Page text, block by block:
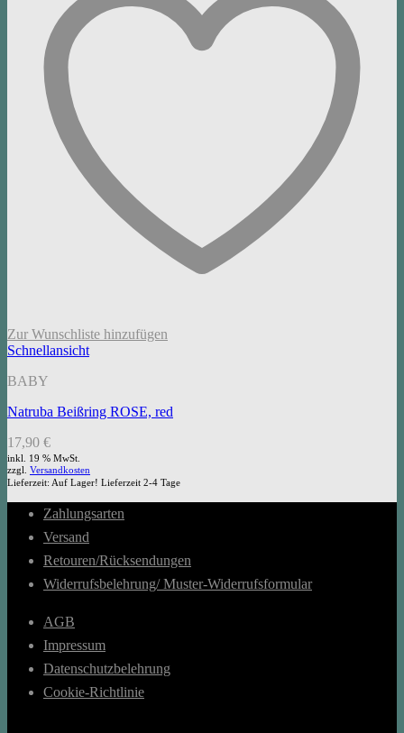
Zur Wunschliste hinzufügen
Schnellansicht
BABY
Natruba Beißring ROSE, red
17,90 €
inkl. 19 % MwSt.
zzgl. Versandkosten
Lieferzeit: Auf Lager! Lieferzeit 2-4 Tage
Zahlungsarten
Versand
Retouren/Rücksendungen
Widerrufsbelehrung/ Muster-Widerrufsformular
AGB
Impressum
Datenschutzbelehrung
Cookie-Richtlinie